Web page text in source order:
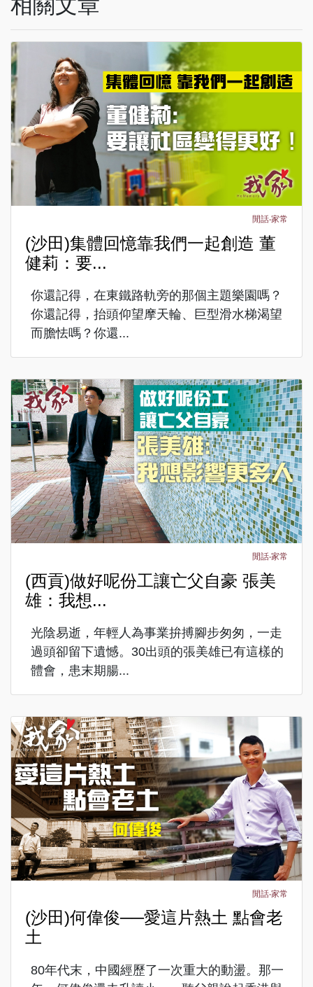
閒話‧家常
(沙田)集體回憶靠我們一起創造 董
健莉：要...
你還記得，在東鐵路軌旁的那個主題樂園嗎？
你還記得，抬頭仰望摩天輪、巨型滑水梯渴望
而膽怯嗎？你還...
閒話‧家常
(西貢)做好呢份工讓亡父自豪 張美
雄：我想...
光陰易逝，年輕人為事業拚搏腳步匆匆，一走
過頭卻留下遺憾。30出頭的張美雄已有這樣的
體會，患末期腸...
閒話‧家常
(沙田)何偉俊──愛這片熱土 點會老
土
80年代末，中國經歷了一次重大的動盪。那一